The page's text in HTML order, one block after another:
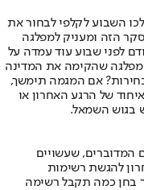
השבוע לקלפי לבחור את
הזה ומעניק למפלגה
לפני שבוע עוד עמדה על
שהקימה את המדינה
אם המגמה תימשך,
של הרגע האחרון או
בגוש השמאל.
המדוברים, שעשויים
להגשת רשימות
בחן כמה תקבל רשימה